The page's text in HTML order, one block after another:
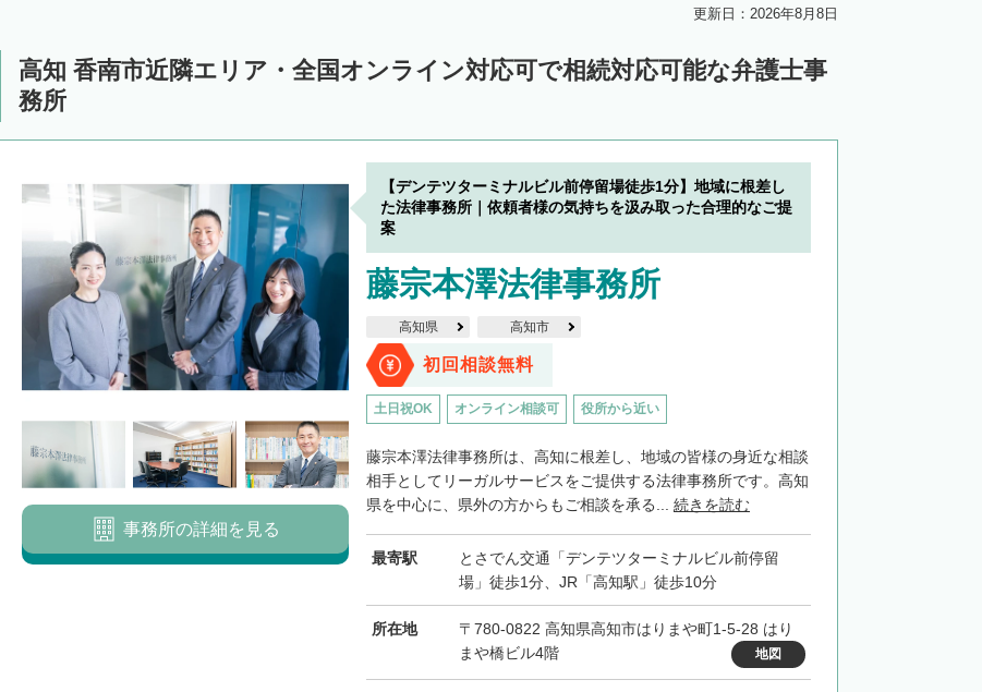
更新日：2026年8月8日
高知 香南市近隣エリア・全国オンライン対応可で相続対応可能な弁護士事
務所
【デンテツターミナルビル前停留場徒歩1分】地域に根差し
た法律事務所｜依頼者様の気持ちを汲み取った合理的なご提
案
藤宗本澤法律事務所
高知県 高知市
初回相談無料
土日祝OK オンライン相談可 役所から近い
藤宗本澤法律事務所は、高知に根差し、地域の皆様の身近な相談
相手としてリーガルサービスをご提供する法律事務所です。高知
県を中心に、県外の方からもご相談を承る... 続きを読む
最寄駅
とさでん交通「デンテツターミナルビル前停留
場」徒歩1分、JR「高知駅」徒歩10分
所在地
〒780-0822 高知県高知市はりまや町1-5-28 はり
まや橋ビル4階
地図
事務所の詳細を見る